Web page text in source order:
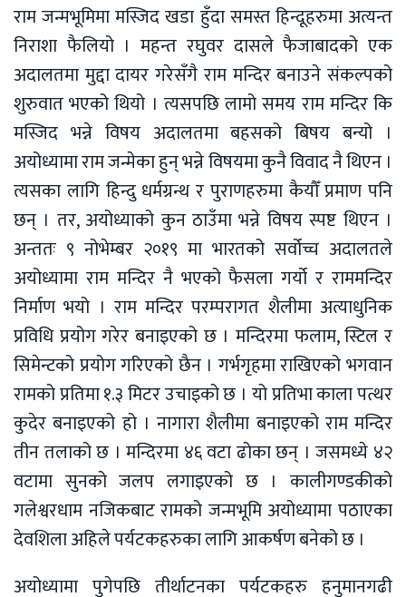
राम जन्मभूमिमा मस्जिद खडा हुँदा समस्त हिन्दूहरुमा अत्यन्त
निराशा फैलियो । महन्त रघुवर दासले फैजाबादको एक
अदालतमा मुद्दा दायर गरेसँगै राम मन्दिर बनाउने संकल्पको
शुरुवात भएको थियो । त्यसपछि लामो समय राम मन्दिर कि
मस्जिद भन्ने विषय अदालतमा बहसको बिषय बन्यो ।
अयोध्यामा राम जन्मेका हुन् भन्ने विषयमा कुनै विवाद नै थिएन ।
त्यसका लागि हिन्दु धर्मग्रन्थ र पुराणहरुमा कैयौँ प्रमाण पनि
छन् । तर, अयोध्याको कुन ठाउँमा भन्ने विषय स्पष्ट थिएन ।
अन्ततः ९ नोभेम्बर २०१९ मा भारतको सर्वोच्च अदालतले
अयोध्यामा राम मन्दिर नै भएको फैसला गर्यो र राममन्दिर
निर्माण भयो । राम मन्दिर परम्परागत शैलीमा अत्याधुनिक
प्रविधि प्रयोग गरेर बनाइएको छ । मन्दिरमा फलाम, स्टिल र
सिमेन्टको प्रयोग गरिएको छैन । गर्भगृहमा राखिएको भगवान
रामको प्रतिमा १.३ मिटर उचाइको छ । यो प्रतिभा काला पत्थर
कुदेर बनाइएको हो । नागारा शैलीमा बनाइएको राम मन्दिर
तीन तलाको छ । मन्दिरमा ४६ वटा ढोका छन् । जसमध्ये ४२
वटामा सुनको जलप लगाइएको छ । कालीगण्डकीको
गलेश्वरधाम नजिकबाट रामको जन्मभूमि अयोध्यामा पठाएका
देवशिला अहिले पर्यटकहरुका लागि आकर्षण बनेको छ ।
अयोध्यामा पुगेपछि तीर्थाटनका पर्यटकहरु हनुमानगढी